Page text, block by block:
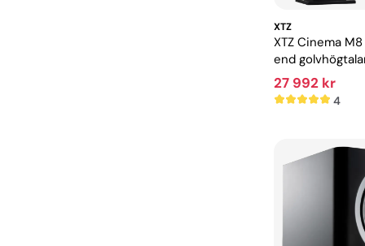
XTZ
XTZ Cinema
end
hemmabio
27 992 kr
4